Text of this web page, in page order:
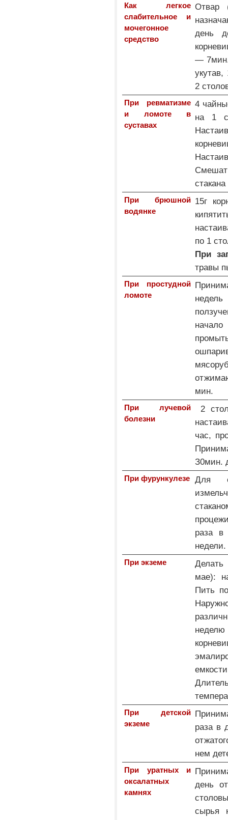
Как легкое
слабительное и
мочегонное
средство
Отвар
день
— 7мин.
2
При ревматизме
и ломоте в
суставах
4
на 1
При брюшной
водянке
15г
по 1
При
травы
При простудной
ломоте
мин.
При лучевой
болезни
2
час,
З0мин.
При фурункулезе
Для
раза
недели.
При экземе
Делать
мае):
Пить
неделю
При детской
экземе
раза в
нем
При уратных и
оксалатных
камнях
день
сырья